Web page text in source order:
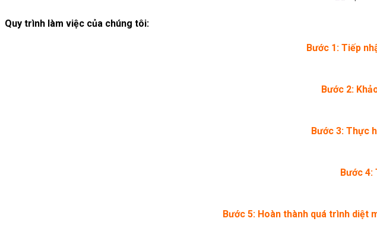
Quy trình làm việc của chúng tôi:
Bước 1: Tiếp
Bước 2:
Bước 3: Thực
Bước 4:
Bước 5: Hoàn thành quá trình diệt